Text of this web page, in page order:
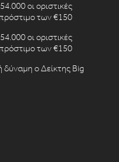
οι οριστικές
των €150
οι οριστικές
των €150
δύναμη ο Δείκτης Big